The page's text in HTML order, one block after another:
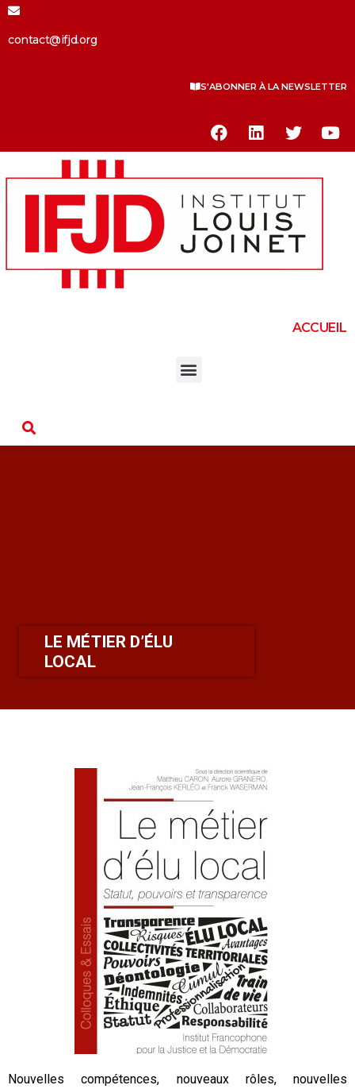
contact@ifjd.org
S'ABONNER À LA NEWSLETTER
ACCUEIL
LE MÉTIER D’ÉLU
LOCAL
Nouvelles compétences, nouveaux rôles, nouvelles